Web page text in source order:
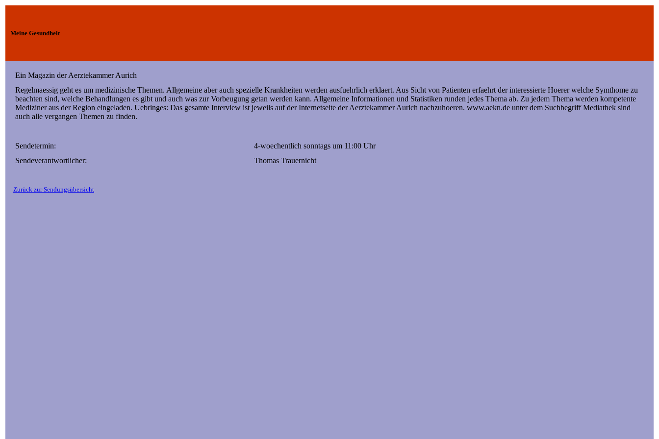
Meine Gesundheit
Ein Magazin der Aerztekammer Aurich
Regelmaessig geht es um medizinische Themen. Allgemeine aber auch spezielle Krankheiten werden ausfuehrlich erklaert. Aus Sicht von Patienten erfaehrt der interessierte Hoerer welche Symthome zu
beachten sind, welche Behandlungen es gibt und auch was zur Vorbeugung getan werden kann. Allgemeine Informationen und Statistiken runden jedes Thema ab. Zu jedem Thema werden kompetente
Mediziner aus der Region eingeladen. Uebringes: Das gesamte Interview ist jeweils auf der Internetseite der Aerztekammer Aurich nachzuhoeren. www.aekn.de unter dem Suchbegriff Mediathek sind
auch alle vergangen Themen zu finden.
Sendetermin:
4-woechentlich sonntags um 11:00 Uhr
Sendeverantwortlicher:
Thomas Trauernicht
Zurück zur Sendungsübersicht